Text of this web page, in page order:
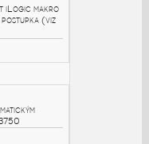
s daným
iterator - viz tip